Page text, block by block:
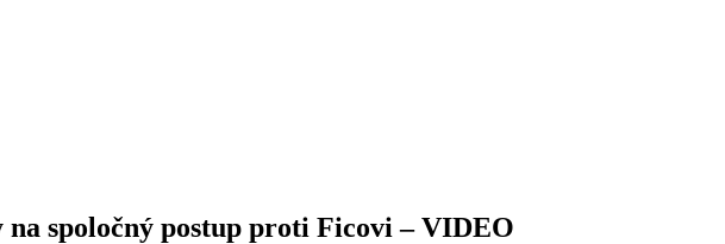
spoločný postup proti Ficovi – VIDEO